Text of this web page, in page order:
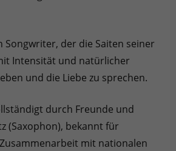
Songwriter, der die Saiten seiner
Intensität und natürlicher
und die Liebe zu sprechen.
durch Freunde und
(Saxophon), bekannt für
mit nationalen